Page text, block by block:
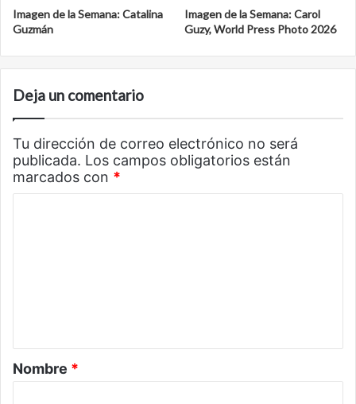
Imagen de la Semana: Catalina
Guzmán
Imagen de la Semana: Carol
Guzy, World Press Photo 2026
Deja un comentario
Tu dirección de correo electrónico no será
publicada. Los campos obligatorios están
marcados con *
a
r
Nombre *